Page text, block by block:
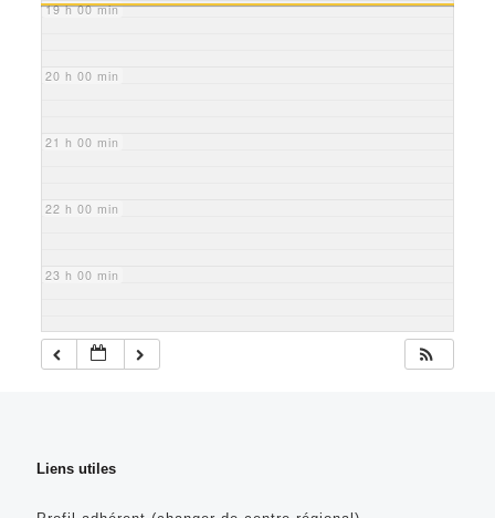
19 h 00 min
20 h 00 min
21 h 00 min
22 h 00 min
23 h 00 min
Liens utiles